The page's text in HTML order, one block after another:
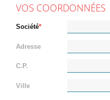
VOS COORDONNÉES
Société
Adresse
C.P.
Ville